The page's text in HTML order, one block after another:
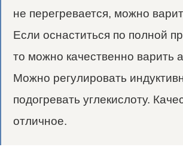
не перегревается, можно
Если оснаститься по полной
то можно качественно варить
Можно регулировать
подогревать углекислоту.
отличное.